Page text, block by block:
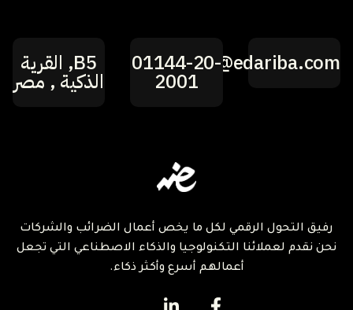
hi@edariba.com
01144-20-
2001
B5, القرية
الذكية , مصر
رفيق التحول الرقمي لكل ما يخص أعمال الضرائب والشركات
نحن نقدم لعملائنا التكنولوجيا والذكاء الاصطناعي التي تجعل
أعمالهم أسرع وأكثر ذكاء.